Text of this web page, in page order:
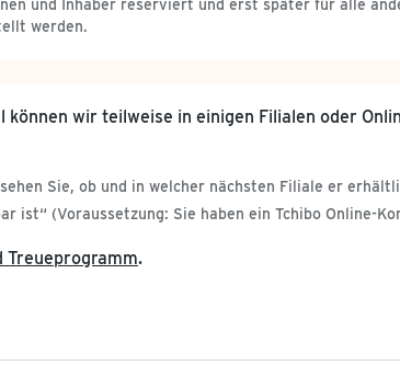
und Inhaber reserviert und erst später für alle
werden.
wir teilweise in einigen Filialen oder
Sie, ob und in welcher nächsten Filiale er
ist“ (Voraussetzung: Sie haben ein Tchibo Online-
Treueprogramm.